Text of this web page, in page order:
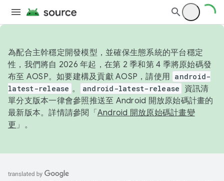
為配合主幹穩定開發模型，並確保生態系統的平台穩定
性，我們將自 2026 年起，在第 2 季和第 4 季將原始碼發
布至 AOSP。如要建構及貢獻 AOSP，請使用 android-
latest-release 。 android-latest-release
資訊清
單分支版本一律會參照推送至 Android 開放原始碼計畫的
最新版本。詳情請參閱「 Android 開放原始碼計畫變
更 」。